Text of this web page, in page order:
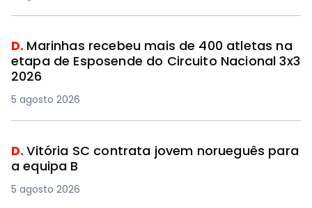
D. Marinhas recebeu mais de 400 atletas na
etapa de Esposende do Circuito Nacional 3x3
2026
5 agosto 2026
D.Vitória SC contrata jovem norueguês para
a equipa B
5 agosto 2026